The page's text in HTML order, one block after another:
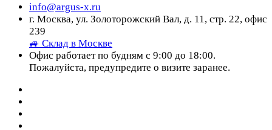
info@argus-x.ru
г. Москва, ул. Золоторожский Вал, д. 11, стр. 22, офис
239
🚙 Склад в Москве
Офис работает по будням с 9:00 до 18:00.
Пожалуйста, предупредите о визите заранее.